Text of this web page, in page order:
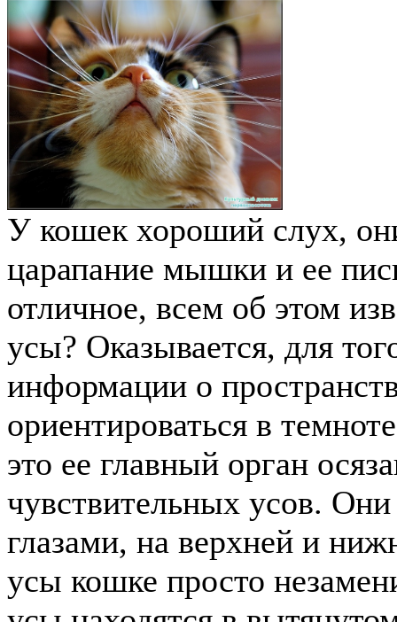
У кошек хороший слух,
царапание мышки и ее
отличное, всем об этом
усы? Оказывается, для
информации о
ориентироваться в
это ее главный орган
чувствительных усов.
глазами, на верхней и
усы кошке просто